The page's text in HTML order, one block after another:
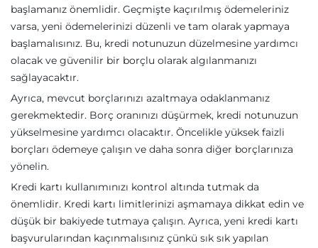
başlamanız önemlidir. Geçmişte kaçırılmış ödemeleriniz
varsa, yeni ödemelerinizi düzenli ve tam olarak yapmaya
başlamalısınız. Bu, kredi notunuzun düzelmesine yardımcı
olacak ve güvenilir bir borçlu olarak algılanmanızı
sağlayacaktır.
Ayrıca, mevcut borçlarınızı azaltmaya odaklanmanız
gerekmektedir. Borç oranınızı düşürmek, kredi notunuzun
yükselmesine yardımcı olacaktır. Öncelikle yüksek faizli
borçları ödemeye çalışın ve daha sonra diğer borçlarınıza
yönelin.
Kredi kartı kullanımınızı kontrol altında tutmak da
önemlidir. Kredi kartı limitlerinizi aşmamaya dikkat edin ve
düşük bir bakiyede tutmaya çalışın. Ayrıca, yeni kredi kartı
başvurularından kaçınmalısınız çünkü sık sık yapılan